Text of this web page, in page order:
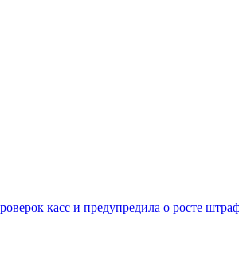
касс и предупредила о росте